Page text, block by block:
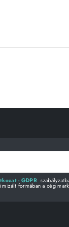
- GDPR
formában a cég